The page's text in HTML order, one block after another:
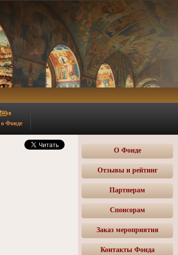
Фонде
О Фонде
Отзывы и рейтинг
Партнерам
Спонсорам
Заказ мероприятия
Контакты Фонда